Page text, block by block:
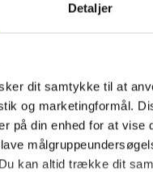
Detaljer
dit samtykke til at
og marketingformål.
på din enhed for at
kan altid trække dit
Key.
de bedste
Dog taget med et